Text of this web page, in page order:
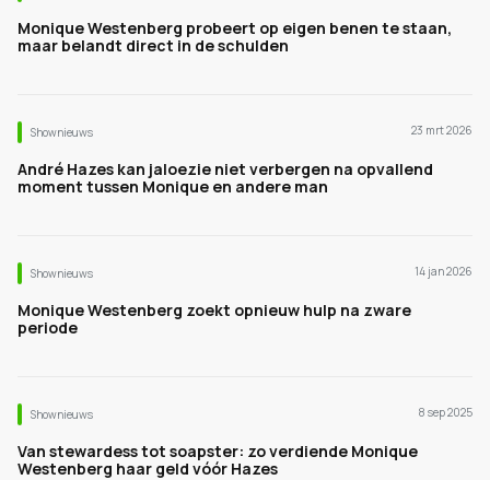
Monique Westenberg probeert op eigen benen te staan,
maar belandt direct in de schulden
Shownieuws 23 mrt 2026
André Hazes kan jaloezie niet verbergen na opvallend
moment tussen Monique en andere man
Shownieuws 14 jan 2026
Monique Westenberg zoekt opnieuw hulp na zware
periode
Shownieuws 8 sep 2025
Van stewardess tot soapster: zo verdiende Monique
Westenberg haar geld vóór Hazes